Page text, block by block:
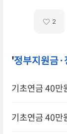
2
'정부지원금·
기초연금 40만
기초연금 40만